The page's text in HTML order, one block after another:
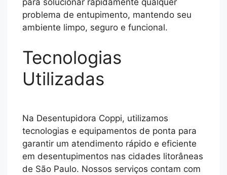
problema de entupimento, mantendo seu
ambiente limpo, seguro e funcional.
Tecnologias
Utilizadas
Na Desentupidora Coppi, utilizamos
tecnologias e equipamentos de ponta para
garantir um atendimento rápido e eficiente
em desentupimentos nas cidades litorâneas
de São Paulo. Nossos serviços contam com